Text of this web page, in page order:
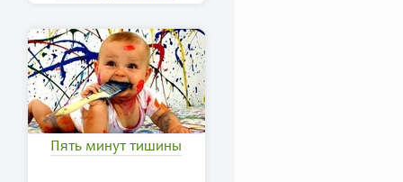
Пять минут тишины